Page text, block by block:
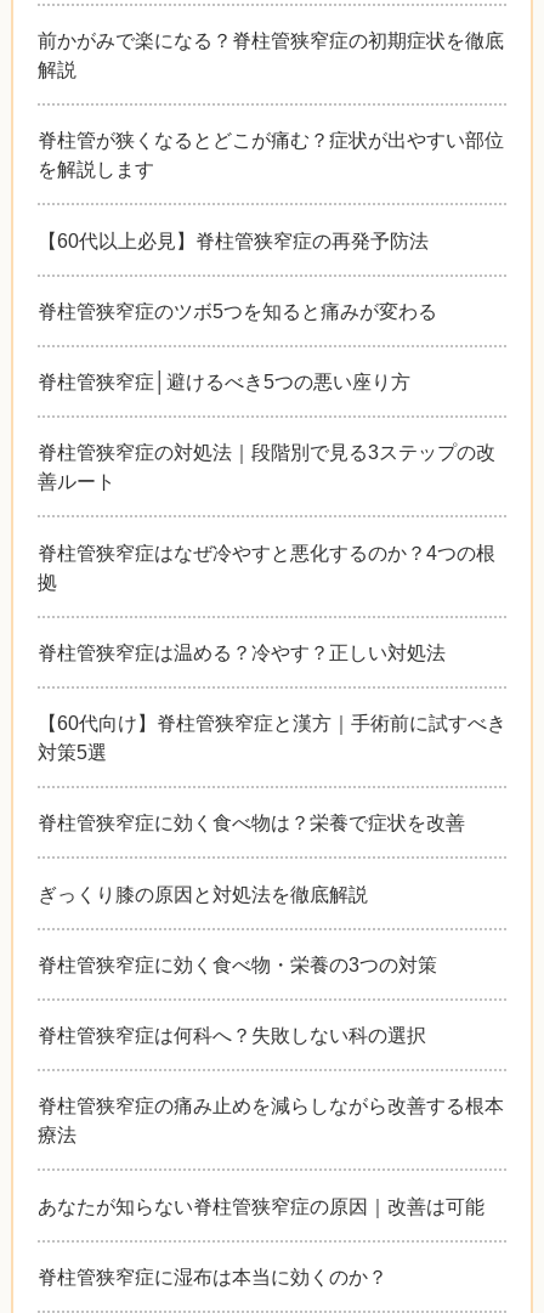
前かがみで楽になる？脊柱管狭窄症の初期症状を徹底
解説
脊柱管が狭くなるとどこが痛む？症状が出やすい部位
を解説します
【60代以上必見】脊柱管狭窄症の再発予防法
脊柱管狭窄症のツボ5つを知ると痛みが変わる
脊柱管狭窄症│避けるべき5つの悪い座り方
脊柱管狭窄症の対処法｜段階別で見る3ステップの改
善ルート
脊柱管狭窄症はなぜ冷やすと悪化するのか？4つの根
拠
脊柱管狭窄症は温める？冷やす？正しい対処法
【60代向け】脊柱管狭窄症と漢方｜手術前に試すべき
対策5選
脊柱管狭窄症に効く食べ物は？栄養で症状を改善
ぎっくり膝の原因と対処法を徹底解説
脊柱管狭窄症に効く食べ物・栄養の3つの対策
脊柱管狭窄症は何科へ？失敗しない科の選択
脊柱管狭窄症の痛み止めを減らしながら改善する根本
療法
あなたが知らない脊柱管狭窄症の原因｜改善は可能
脊柱管狭窄症に湿布は本当に効くのか？